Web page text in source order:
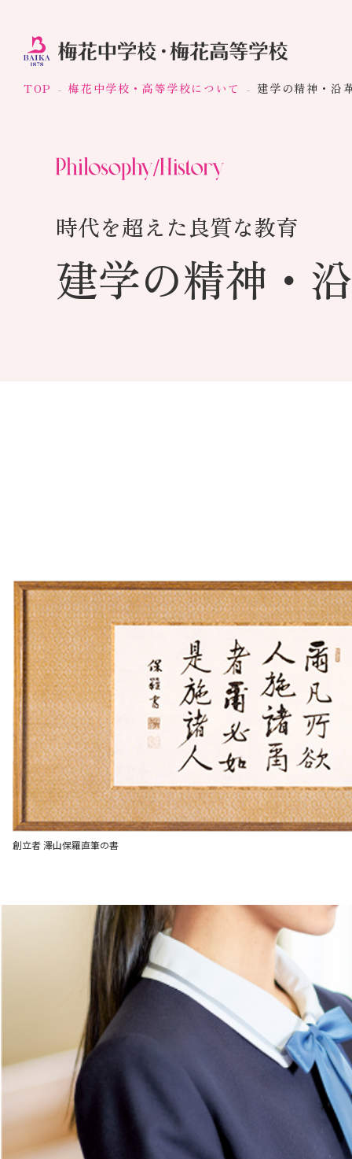
TOP 梅花中学校・高等学校について 建学の精神・沿
時代を超えた良質な教育
建学の精神・
創立者 澤山保羅直筆の書